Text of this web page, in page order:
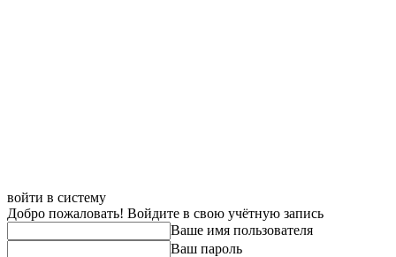
войти в систему
Добро пожаловать! Войдите в свою учётную запись
Ваше имя пользователя
Ваш пароль